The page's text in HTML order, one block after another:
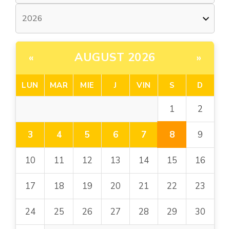
« AUGUST 2026 »
LUN MAR MIE J VIN S D
1 2
3 4 5 6 7 8 9
10 11 12 13 14 15 16
17 18 19 20 21 22 23
24 25 26 27 28 29 30